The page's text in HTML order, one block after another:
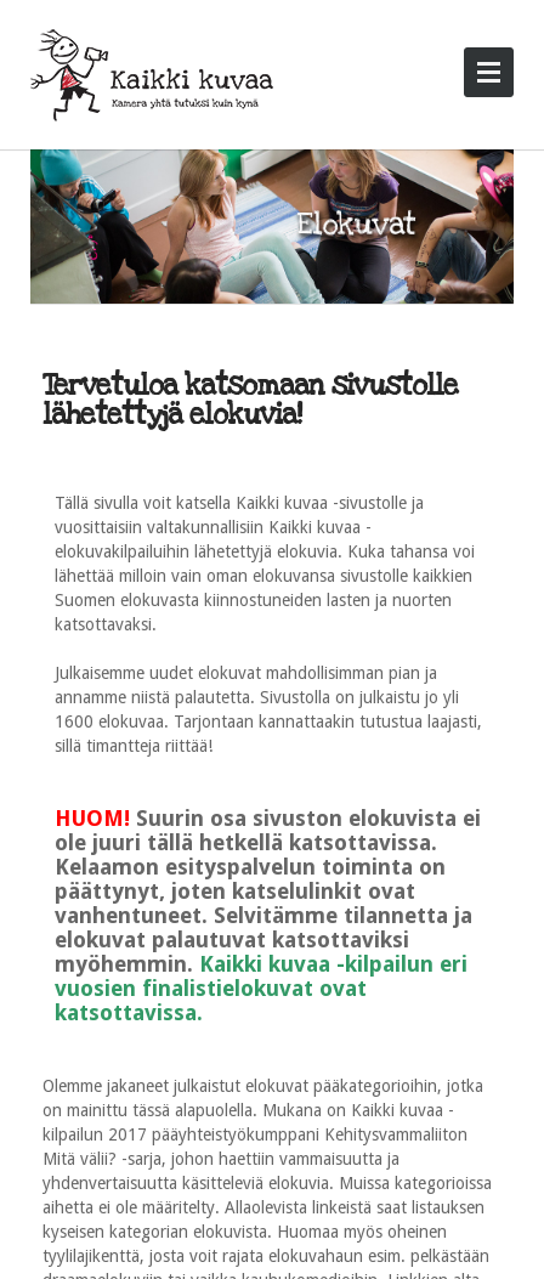
Tervetuloa katsomaan sivustolle
lähetettyjä elokuvia!
Tällä sivulla voit katsella Kaikki kuvaa -sivustolle ja
vuosittaisiin valtakunnallisiin Kaikki kuvaa -
elokuvakilpailuihin lähetettyjä elokuvia. Kuka tahansa voi
lähettää milloin vain oman elokuvansa sivustolle kaikkien
Suomen elokuvasta kiinnostuneiden lasten ja nuorten
katsottavaksi.
Julkaisemme uudet elokuvat mahdollisimman pian ja
annamme niistä palautetta. Sivustolla on julkaistu jo yli
1600 elokuvaa. Tarjontaan kannattaakin tutustua laajasti,
sillä timantteja riittää!
HUOM! Suurin osa sivuston elokuvista ei
ole juuri tällä hetkellä katsottavissa.
Kelaamon esityspalvelun toiminta on
päättynyt, joten katselulinkit ovat
vanhentuneet. Selvitämme tilannetta ja
elokuvat palautuvat katsottaviksi
myöhemmin. Kaikki kuvaa -kilpailun eri
vuosien finalistielokuvat ovat
katsottavissa.
Olemme jakaneet julkaistut elokuvat pääkategorioihin, jotka
on mainittu tässä alapuolella. Mukana on Kaikki kuvaa -
kilpailun 2017 pääyhteistyökumppani Kehitysvammaliiton
Mitä välii? -sarja, johon haettiin vammaisuutta ja
yhdenvertaisuutta käsitteleviä elokuvia. Muissa kategorioissa
aihetta ei ole määritelty. Allaolevista linkeistä saat listauksen
kyseisen kategorian elokuvista. Huomaa myös oheinen
tyylilajikenttä, josta voit rajata elokuvahaun esim. pelkästään